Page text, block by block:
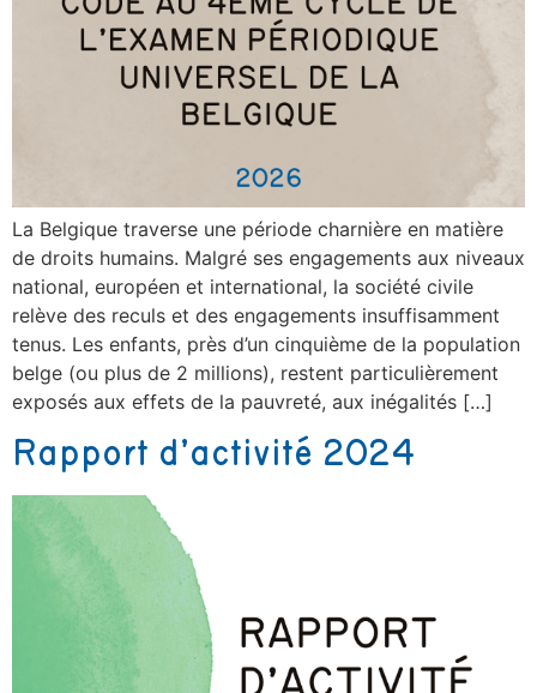
La Belgique traverse une période charnière en matière
de droits humains. Malgré ses engagements aux niveaux
national, européen et international, la société civile
relève des reculs et des engagements insuffisamment
tenus. Les enfants, près d’un cinquième de la population
belge (ou plus de 2 millions), restent particulièrement
exposés aux effets de la pauvreté, aux inégalités […]
Rapport d’activité 2024